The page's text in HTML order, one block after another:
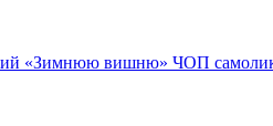
«Зимнюю вишню» ЧОП